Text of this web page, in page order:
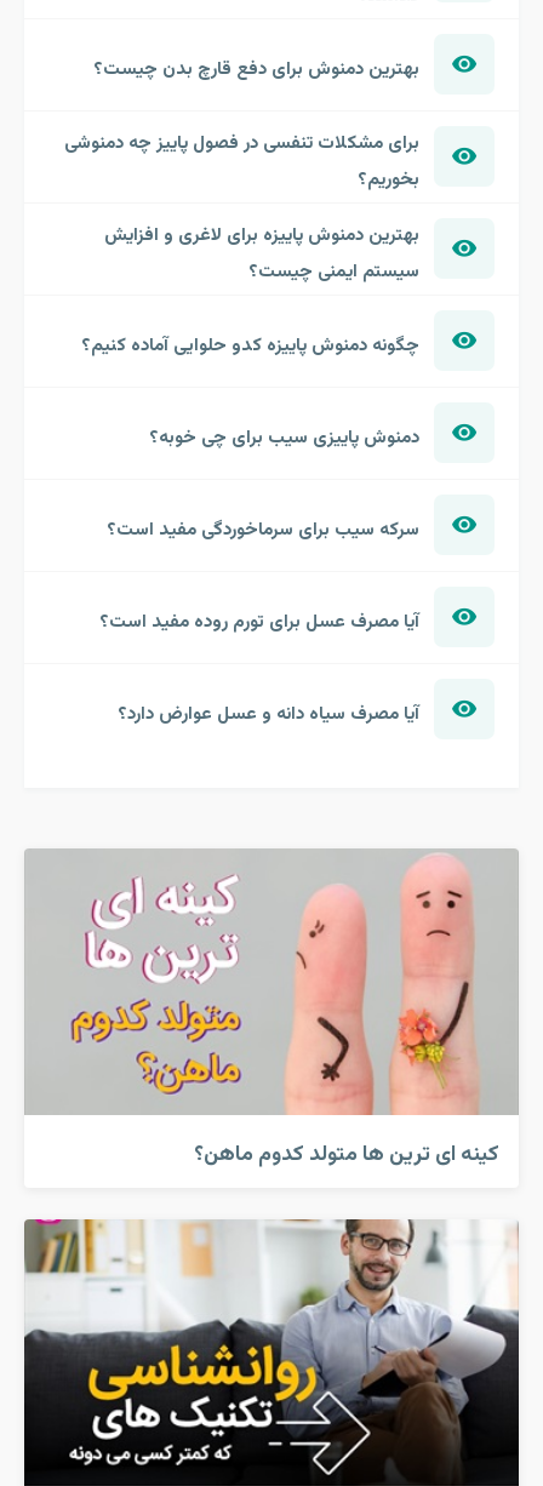
بهترین دمنوش برای دفع قارچ بدن چیست؟
برای مشکلات تنفسی در فصول پاییز چه دمنوشی
بخوریم؟
بهترین دمنوش پاییزه برای لاغری و افزایش
سیستم ایمنی چیست؟
چگونه دمنوش پاییزه کدو حلوایی آماده کنیم؟
دمنوش پاییزی سیب برای چی خوبه؟
سرکه سیب برای سرماخوردگی مفید است؟
آیا مصرف عسل برای تورم روده مفید است؟
آیا مصرف سیاه دانه و عسل عوارض دارد؟
کینه ای ترین ها متولد کدوم ماهن؟